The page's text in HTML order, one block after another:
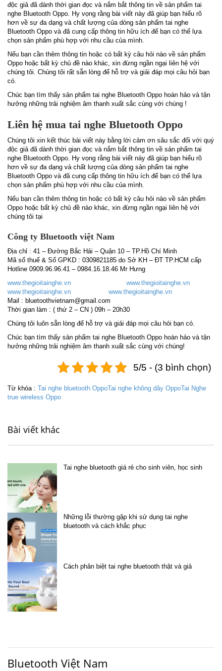
độc giả đã dành thời gian đọc và nắm bắt thông tin về sản phẩm tai
nghe Bluetooth Oppo. Hy vọng rằng bài viết này đã giúp bạn hiểu rõ
hơn về sự đa dạng và chất lượng của dòng sản phẩm tai nghe
Bluetooth Oppo và đã cung cấp thông tin hữu ích để bạn có thể lựa
chọn sản phẩm phù hợp với nhu cầu của mình.
Nếu bạn cần thêm thông tin hoặc có bất kỳ câu hỏi nào về sản phẩm
Oppo hoặc bất kỳ chủ đề nào khác, xin đừng ngần ngại liên hệ với
chúng tôi. Chúng tôi rất sẵn lòng để hỗ trợ và giải đáp mọi câu hỏi bạn
có.
Chúc bạn tìm thấy sản phẩm tai nghe Bluetooth Oppo hoàn hảo và tận
hưởng những trải nghiệm âm thanh xuất sắc cùng với chúng !
Liên hệ mua tai nghe Bluetooth Oppo
Chúng tôi xin kết thúc bài viết này bằng lời cảm ơn sâu sắc đối với quý
độc giả đã dành thời gian đọc và nắm bắt thông tin về sản phẩm tai
nghe Bluetooth Oppo. Hy vọng rằng bài viết này đã giúp bạn hiểu rõ
hơn về sự đa dạng và chất lượng của dòng sản phẩm tai nghe
Bluetooth Oppo và đã cung cấp thông tin hữu ích để bạn có thể lựa
chọn sản phẩm phù hợp với nhu cầu của mình.
Nếu bạn cần thêm thông tin hoặc có bất kỳ câu hỏi nào về sản phẩm
Oppo hoặc bất kỳ chủ đề nào khác, xin đừng ngần ngại liên hệ với
chúng tôi tại
Công ty Bluetooth việt Nam
Địa chỉ : 41 – Đường Bắc Hải – Quận 10 – TP.Hồ Chí Minh
Mã số thuế & Số GPKD : 0309821185 do Sở KH – ĐT TP.HCM cấp
Hotline 0909.96.96.41 – 0984.16.18.46 Mr Hưng
www.thegioitainghe.vn
www.thegioitainghe.vn
www.thegioitainghe.vn
www.thegioitainghe.vn
Mail : bluetoothvietnam@gmail.com
Thời gian làm : ( thứ 2 – CN ) 09h – 20h30
Chúng tôi luôn sẵn lòng để hỗ trợ và giải đáp mọi câu hỏi bạn có.
Chúc bạn tìm thấy sản phẩm tai nghe Bluetooth Oppo hoàn hảo và tận
hưởng những trải nghiệm âm thanh xuất sắc cùng với chúng!
5/5 - (3 bình chọn)
Từ khóa : Tai nghe bluetooth OppoTai nghe không dây OppoTai Nghe
true wireless Oppo
Bài viết khác
Tai nghe bluetooth giá rẻ cho sinh viên, học sinh
Những lỗi thường gặp khi sử dụng tai nghe
bluetooth và cách khắc phục
Cách phân biệt tai nghe bluetooth thật và giả
Bluetooth Việt Nam